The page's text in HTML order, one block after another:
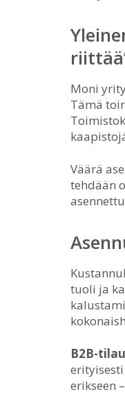
Moni
Tämä
Väärä
tehdään
tuoli ja
B2B-
erikseen